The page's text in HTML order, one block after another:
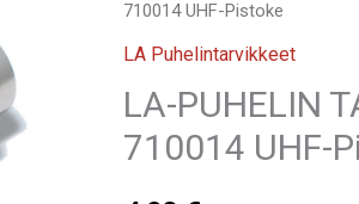
710014 UHF-Pistoke
LA Puhelintarvikkeet
LA-PUHELIN
710014 UHF-